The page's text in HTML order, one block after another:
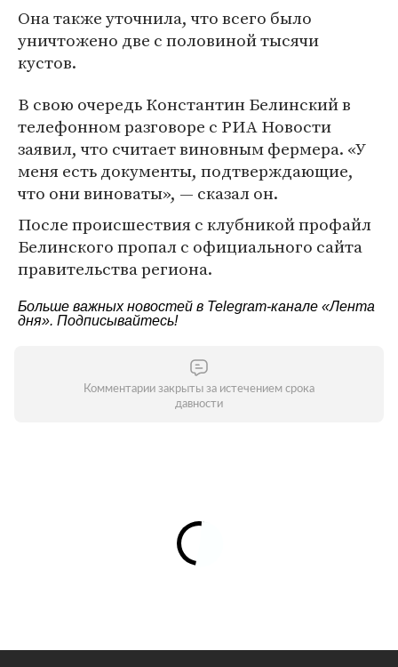
Она также уточнила, что всего было
уничтожено две с половиной тысячи
кустов.
В свою очередь Константин Белинский в
телефонном разговоре с РИА Новости
заявил, что считает виновным фермера. «У
меня есть документы, подтверждающие,
что они виноваты», — сказал он.
После происшествия с клубникой профайл
Белинского пропал с официального сайта
правительства региона.
Больше важных новостей в Telegram-канале «Лента
дня». Подписывайтесь!
Комментарии закрыты за истечением срока
давности